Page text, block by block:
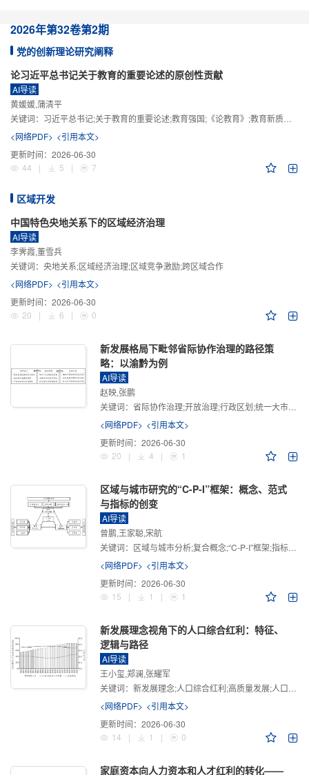
2026年第32卷第2期
党的创新理论研究阐释
论习近平总书记关于教育的重要论述的原创性贡献
AI导读
黄媛媛,蒲清平
关键词： 习近平总书记;关于教育的重要论述;教育强国;《论教育》;教育新质生产力;教育人工智能
<网络PDF> <引用本文>
更新时间： 2026-06-30
44
| 5 | 7
区域开发
中国特色央地关系下的区域经济治理
AI导读
李霁霞,董雪兵
关键词： 央地关系;区域经济治理;区域竞争激励;跨区域合作
<网络PDF> <引用本文>
更新时间： 2026-06-30
20
| 6 | 0
新发展格局下毗邻省际协作治理的路径策
略：以渝黔为例
AI导读
赵映,张鹏
关键词： 省际协作治理;开放治理;行政区划;统一大市场;新发展格局
<网络PDF> <引用本文>
更新时间： 2026-06-30
20
| 4 | 1
区域与城市研究的“C-P-I”框架：概念、范式
与指标的创变
AI导读
曾鹏,王家聪,宋航
关键词： 区域与城市分析;复合概念;“C-P-I”框架;指标体系
<网络PDF> <引用本文>
更新时间： 2026-06-30
15
| 1 | 1
新发展理念视角下的人口综合红利：特征、
逻辑与路径
AI导读
王小玺,郑澜,张耀军
关键词： 新发展理念;人口综合红利;高质量发展;人口政策;中国式现代化
<网络PDF> <引用本文>
更新时间： 2026-06-30
14
| 1 | 0
家庭资本向人力资本和人才红利的转化——